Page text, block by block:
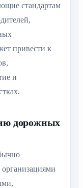
стандартам
привести к
и
дорожных